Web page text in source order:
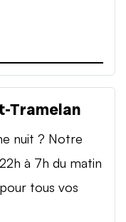
Tramelan
nuit ? Notre
à 7h du matin
tous vos